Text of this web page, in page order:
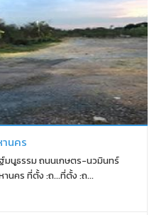
นคร
มนูธรรม ถนนเกษตร-นวมินทร์
นคร ที่ตั้ง :ถ...ที่ตั้ง :ถ...